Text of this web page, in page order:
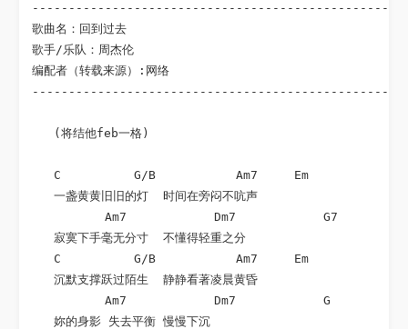
歌曲名：回到过去
歌手/乐队：周杰伦
编配者（转载来源）:网络
   (将结他feb一格)
C          G/B           Am7     Em
   一盏黄黄旧旧的灯  时间在旁闷不吭声
          Am7            Dm7            G7
   寂寞下手毫无分寸  不懂得轻重之分
C          G/B           Am7     Em
   沉默支撑跃过陌生  静静看著凌晨黄昏
          Am7            Dm7            G
   妳的身影 失去平衡 慢慢下沉